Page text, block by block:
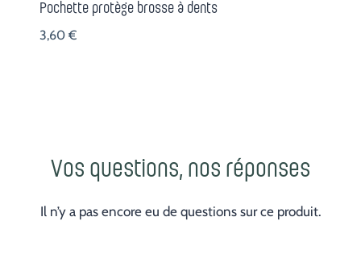
Pochette protège brosse à dents
3,60€
Vos questions, nos réponses
Il n’y a pas encore eu de questions sur ce produit.